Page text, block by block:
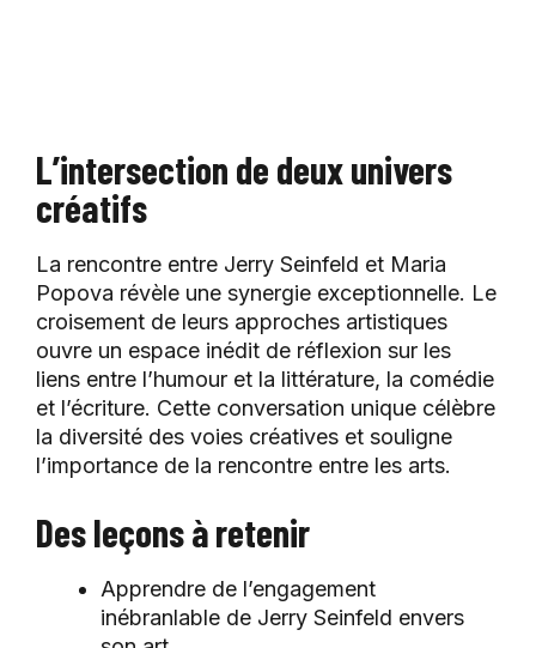
L’intersection de deux univers
créatifs
La rencontre entre Jerry Seinfeld et Maria
Popova révèle une synergie exceptionnelle. Le
croisement de leurs approches artistiques
ouvre un espace inédit de réflexion sur les
liens entre l’humour et la littérature, la comédie
et l’écriture. Cette conversation unique célèbre
la diversité des voies créatives et souligne
l’importance de la rencontre entre les arts.
Des leçons à retenir
Apprendre de l’engagement
inébranlable de Jerry Seinfeld envers